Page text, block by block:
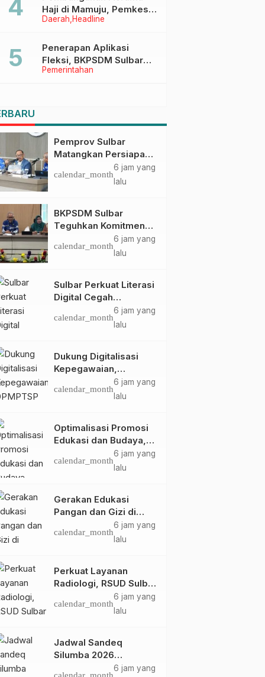
Daerah Headline
Haji di Mamuju, Pemkesra
dan Kementerian Haji
Pemerintahan
Penerapan Aplikasi
Fleksi, BKPSDM Sulbar
Dorong Transformasi
Pemprov Sulbar
Matangkan Persiapan
HUT Ke-81 RI, Puncak
Upacara di Lapangan
calendar_month
6 jam yang
lalu
BKPSDM Sulbar
Teguhkan Komitmen
Pengembangan
Kompetensi ASN
Perjanjian Tugas
Belajar 2026
calendar_month
6 jam yang
lalu
Sulbar Perkuat Literasi
Digital Cegah
Kejahatan Love
Scamming
calendar_month
6 jam yang
lalu
Dukung Digitalisasi
Kepegawaian,
DPMPTSP Sulbar Siap
Terapkan Aplikasi
calendar_month
6 jam yang
lalu
Optimalisasi Promosi
Edukasi dan Budaya,
Anjungan Provinsi
Sulawesi Barat Perkuat
TMII
calendar_month
6 jam yang
lalu
Gerakan Edukasi
Pangan dan Gizi di
Mamasa: Tingkatkan
Pengetahuan dan
calendar_month
6 jam yang
lalu
Perkuat Layanan
Radiologi, RSUD Sulbar
Sambut Kembali dr. Iis
Imelda, Sp.Rad
calendar_month
6 jam yang
lalu
Jadwal Sandeq
Silumba 2026
6 jam yang